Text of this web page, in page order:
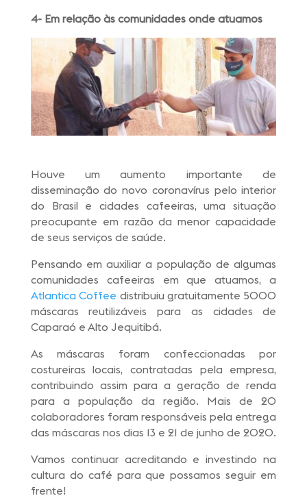
4- Em relação às comunidades onde atuamos
Houve um aumento importante de
disseminação do novo coronavírus pelo interior
do Brasil e cidades cafeeiras, uma situação
preocupante em razão da menor capacidade
de seus serviços de saúde.
Pensando em auxiliar a população de algumas
comunidades cafeeiras em que atuamos, a
Atlantica Coffee distribuiu gratuitamente 5000
máscaras reutilizáveis para as cidades de
Caparaó e Alto Jequitibá.
As máscaras foram confeccionadas por
costureiras locais, contratadas pela empresa,
contribuindo assim para a geração de renda
para a população da região. Mais de 20
colaboradores foram responsáveis pela entrega
das máscaras nos dias 13 e 21 de junho de 2020.
Vamos continuar acreditando e investindo na
cultura do café para que possamos seguir em
frente!